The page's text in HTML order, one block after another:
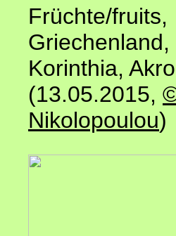
Früchte/fruits,
Korinthia,
(13.05.2015,
Nikolopoulou)